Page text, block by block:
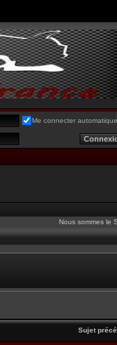
Me connecter
Nous sommes le
Sujet